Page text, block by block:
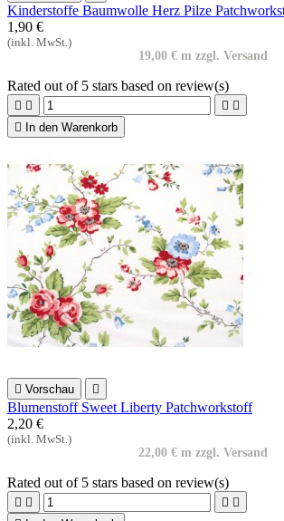
Kinderstoffe Baumwolle Herz Pilze
1,90 €
(inkl. MwSt.)
19,00 € m zzgl. Versand
Rated out of 5 stars based on review(s)
   

In den Warenkorb
 Vorschau 
Blumenstoff Sweet Liberty Patchworkstoff
2,20 €
(inkl. MwSt.)
22,00 € m zzgl. Versand
Rated out of 5 stars based on review(s)
   